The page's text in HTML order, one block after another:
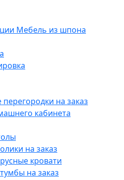
Мебель из шпона
на заказ
кабинета
на заказ
кровати
на заказ